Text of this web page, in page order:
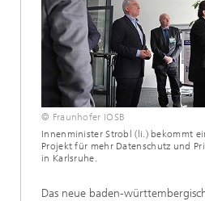
© Fraunhofer IOSB
Innenminister Strobl (li.) bekommt
Projekt für mehr Datenschutz und
in Karlsruhe.
Das neue baden-